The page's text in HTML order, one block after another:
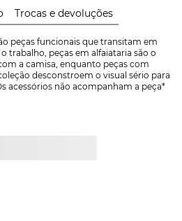
Trocas e devoluções
peças funcionais que transitam em
trabalho, peças em alfaiataria são o
a camisa, enquanto peças com
desconstroem o visual sério para
acessórios não acompanham a peça*